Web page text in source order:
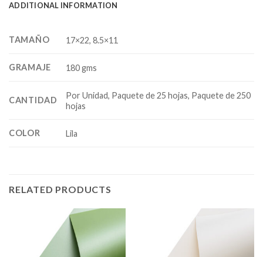
ADDITIONAL INFORMATION
TAMAÑO 17×22, 8.5×11
GRAMAJE 180 gms
CANTIDAD
Por Unidad, Paquete de 25 hojas, Paquete de 250
hojas
COLOR Lila
RELATED PRODUCTS